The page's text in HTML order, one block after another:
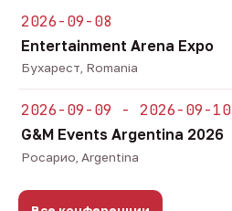
2026-09-08
Entertainment Arena Expo
Бухарест, Romania
2026-09-09 - 2026-09-10
G&M Events Argentina 2026
Росарио, Argentina